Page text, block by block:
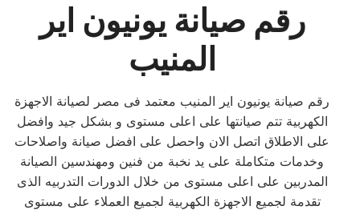
رقم صيانة يونيون اير
المنيب
رقم صيانة يونيون اير المنيب معتمد فى مصر لصيانة الاجهزة
الكهربية تتم صيانتها على اعلى مستوى و بشكل جيد وافضل
على الاطلاق اتصل الان واحصل على افضل صيانة واصلاحات
وخدمات متكاملة على يد نخبة من فنين ومهندسين الصيانة
المدربين على اعلى مستوى من خلال الدورات التدربيه الذى
تقدمة لجميع الاجهزة الكهربية لجميع العملاء على مستوى